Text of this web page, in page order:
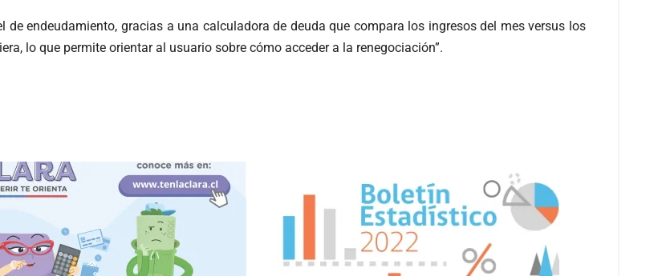
endeudamiento, gracias a una calculadora de deuda que compara los ingresos del mes versus los
lo que permite orientar al usuario sobre cómo acceder a la renegociación”.